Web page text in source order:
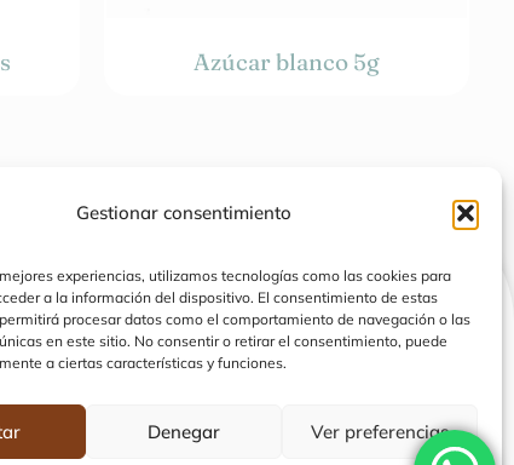
Gestionar consentimiento
experiencias, utilizamos tecnologías como las cookies para
a la información del dispositivo. El consentimiento de estas
procesar datos como el comportamiento de navegación o las
en este sitio. No consentir o retirar el consentimiento, puede
a ciertas características y funciones.
Denegar Ver preferencias
Azúcar blanco 5g
Catálogo
Cafés
Dulces